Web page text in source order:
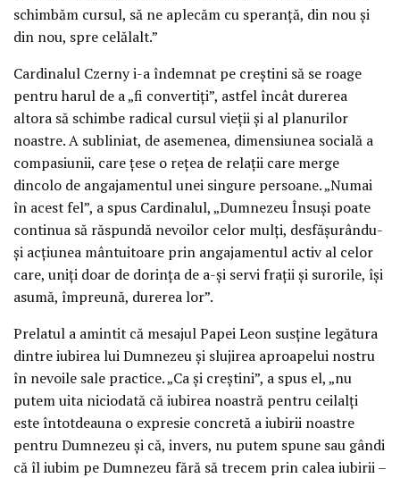
schimbăm cursul, să ne aplecăm cu speranță, din nou și
din nou, spre celălalt.”
Cardinalul Czerny i-a îndemnat pe creștini să se roage
pentru harul de a „fi convertiți”, astfel încât durerea
altora să schimbe radical cursul vieții și al planurilor
noastre. A subliniat, de asemenea, dimensiunea socială a
compasiunii, care țese o rețea de relații care merge
dincolo de angajamentul unei singure persoane. „Numai
în acest fel”, a spus Cardinalul, „Dumnezeu Însuși poate
continua să răspundă nevoilor celor mulți, desfășurându-
și acțiunea mântuitoare prin angajamentul activ al celor
care, uniți doar de dorința de a-și servi frații și surorile, își
asumă, împreună, durerea lor”.
Prelatul a amintit că mesajul Papei Leon susține legătura
dintre iubirea lui Dumnezeu și slujirea aproapelui nostru
în nevoile sale practice. „Ca și creștini”, a spus el, „nu
putem uita niciodată că iubirea noastră pentru ceilalți
este întotdeauna o expresie concretă a iubirii noastre
pentru Dumnezeu și că, invers, nu putem spune sau gândi
că îl iubim pe Dumnezeu fără să trecem prin calea iubirii –